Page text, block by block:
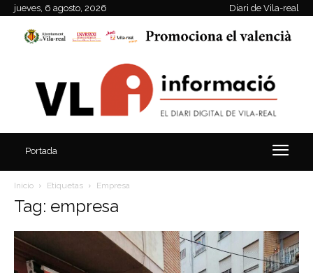
jueves, 6 agosto, 2026 Diari de Vila-real
Portada
Inicio Etiquetas Empresa
Tag: empresa